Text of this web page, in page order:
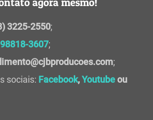
3225-2550;
3607;
;
sociais: Facebook,Youtubeou